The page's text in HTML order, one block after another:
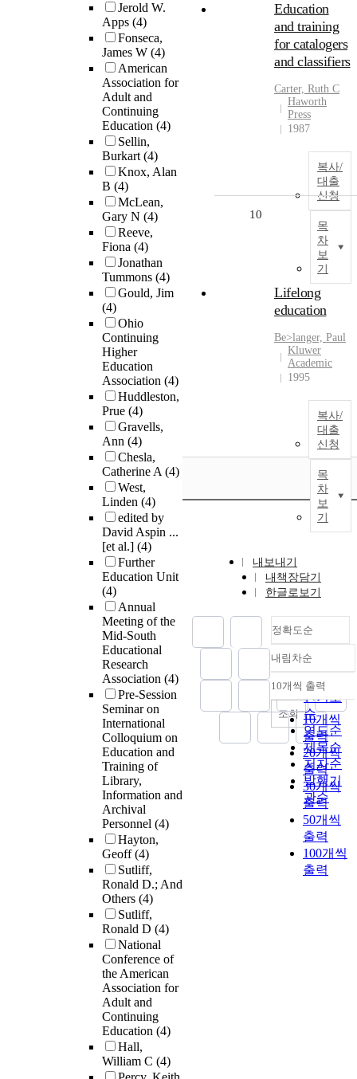
Jerold W.
Apps (4)
Fonseca,
James W (4)
American
Association for
Adult and
Continuing
Education (4)
Sellin,
Burkart(4)
Knox, Alan
B (4)
McLean,
Gary N (4)
Reeve,
Fiona (4)
Jonathan
Tummons (4)
Gould, Jim
(4)
Ohio
Continuing
Higher
Education
Association (4)
Huddleston,
Prue (4)
Gravells,
Ann (4)
Chesla,
Catherine A(4)
West,
Linden (4)
edited by
David Aspin ...
[et al.] (4)
Further
Education Unit
(4)
Annual
Meeting of the
Mid-South
Educational
Research
Association (4)
Pre-Session
Seminar on
International
Colloquium on
Education and
Training of
Library,
Information and
Archival
Personnel (4)
Hayton,
Geoff(4)
Sutliff,
Ronald D.; And
Others (4)
Sutliff,
Ronald D (4)
National
Conference of
the American
Association for
Adult and
Continuing
Education (4)
Hall,
William C (4)
Education
and training
for catalogers
and classifiers
Carter, Ruth C
Haworth
Press
1987
복사/
대출
신청
목
차
보
기
10
Lifelong
education
Be>langer, Paul
Kluwer
Academic
1995
복사/
대출
신청
목
차
보
기
내보내기
내책장담기
한글로보기
정확도순
정확도
순
인기도
순
연도순
제목순
저자순
발행기
관순
내림차순
내림차순
10개씩 출력
10개씩
출력
20개씩
출력
30개씩
출력
50개씩
출력
100개씩
출력
조회